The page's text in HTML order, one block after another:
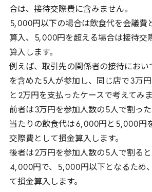
合は、接待交際費に含みません。
5,000円以下の場合は飲食代を会議費
算入、
5,000円を超える場合は接待交
算入します。
例えば、取引先の関係者の接待におい
を含めた 5人が参加し、同じ店で3万
と 2万円を支払ったケースで考えてみま
前者は3万円を参加人数の 5人で割っ
当たりの飲食代は6,000円と 5,000円
交際費として損金算入します。
後者は2万円を参加人数の 5人で割る
4,000円で、 5,000円以下となるため
て損金算入します。